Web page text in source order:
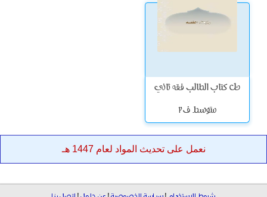
حل كتاب الطالب فقه ثاني
متوسط ف2
نعمل على تحديث المواد لعام 1447 هـ